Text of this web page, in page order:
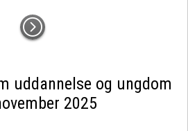
uddannelse og ungdom
2025